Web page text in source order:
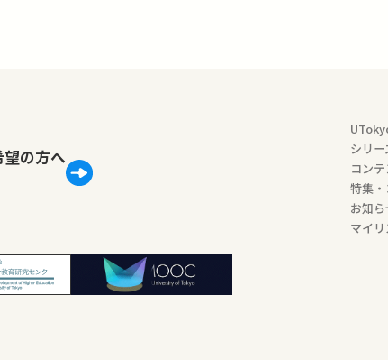
の方へ
シリ
コン
特集
お知ら
マイリ